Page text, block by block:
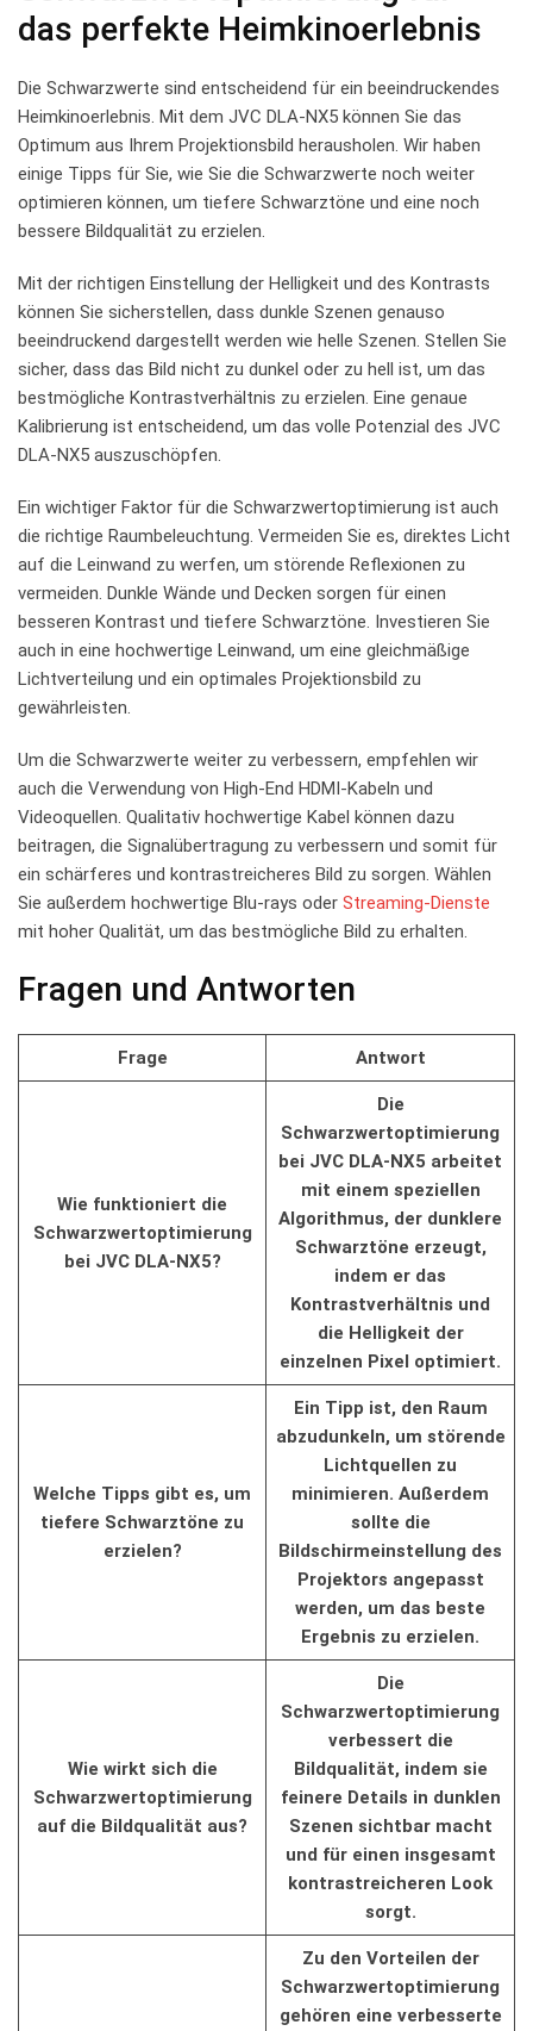
das perfekte Heimkinoerlebnis
Die Schwarzwerte sind ​entscheidend für ein‍ beeindruckendes
Heimkinoerlebnis. ⁤Mit‍ dem‌ JVC DLA-NX5 können ⁤Sie ​das
Optimum ​aus Ihrem Projektionsbild herausholen. Wir haben
einige Tipps für Sie, wie​ Sie⁤ die Schwarzwerte⁢ noch weiter
optimieren ⁤können,​ um tiefere Schwarztöne und eine noch
bessere Bildqualität zu erzielen.
Mit der⁤ richtigen Einstellung der Helligkeit und des⁤ Kontrasts
⁢können Sie sicherstellen, dass‍ dunkle Szenen genauso
beeindruckend‍ dargestellt werden wie helle ⁢Szenen. Stellen⁢ Sie
sicher, dass das Bild nicht zu dunkel oder‍ zu hell ist, um das
⁢bestmögliche Kontrastverhältnis zu erzielen. Eine⁣ genaue
Kalibrierung ist entscheidend, um⁣ das volle Potenzial des JVC‍
DLA-NX5 auszuschöpfen.
Ein⁣ wichtiger Faktor für​ die Schwarzwertoptimierung ist auch
‍die richtige Raumbeleuchtung. ‌Vermeiden‌ Sie es, direktes Licht‌
auf die Leinwand zu werfen, um störende Reflexionen ‌zu
vermeiden. Dunkle Wände ‌und ⁢Decken sorgen für⁤ einen⁤
besseren Kontrast und tiefere Schwarztöne. Investieren Sie
auch in eine hochwertige​ Leinwand, um eine gleichmäßige
Lichtverteilung und ein⁢ optimales Projektionsbild zu
gewährleisten.
Um die Schwarzwerte weiter‌ zu verbessern, empfehlen wir
auch die Verwendung von High-End HDMI-Kabeln und
Videoquellen. Qualitativ ⁣hochwertige Kabel können dazu
beitragen, die Signalübertragung zu verbessern und⁢ somit für
ein schärferes‍ und ​kontrastreicheres Bild zu ⁣sorgen.‍ Wählen
Sie außerdem hochwertige Blu-rays oder⁢ Streaming-Dienste
mit⁢ hoher Qualität, um⁤ das ‍bestmögliche Bild zu erhalten.
Fragen und Antworten
Frage Antwort
Wie funktioniert die
Schwarzwertoptimierung
bei JVC DLA-NX5?
Die
Schwarzwertoptimierung
bei JVC DLA-NX5⁤ arbeitet
mit einem speziellen
Algorithmus, der dunklere
Schwarztöne erzeugt,‌
indem er‌ das
⁣Kontrastverhältnis und
die‍ Helligkeit⁤ der
einzelnen ‌Pixel optimiert.
Welche‍ Tipps gibt es, ‌um
tiefere Schwarztöne zu
erzielen?
Ein Tipp ist, den Raum
abzudunkeln, um störende
Lichtquellen zu
minimieren. Außerdem
⁣sollte die
Bildschirmeinstellung des
Projektors angepasst
werden, ‍um das beste
⁢Ergebnis​ zu ⁢erzielen.
Wie wirkt sich ⁤die
Schwarzwertoptimierung
auf die Bildqualität aus?
Die
Schwarzwertoptimierung
verbessert‌ die
Bildqualität, ​indem sie
feinere Details in dunklen​
Szenen sichtbar macht
und für einen insgesamt
kontrastreicheren⁤ Look
sorgt.
Zu den⁣ Vorteilen der
Schwarzwertoptimierung‍
gehören eine verbesserte⁣